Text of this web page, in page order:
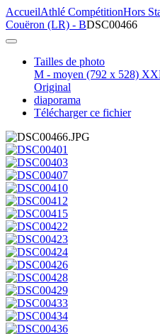
AccueilAthlé CompétitionHors
Couëron (LR) - BDSC00466
Tailles de photo
M - moyen (792 x 528)
Original
diaporama
Télécharger ce fichier